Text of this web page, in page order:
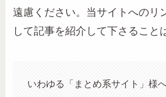
遠慮ください。当サイトへのリ
して記事を紹介して下さること
いわゆる「まとめ系サイト」様